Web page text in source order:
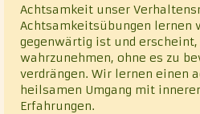
Achtsamkeit unser
Achtsamkeitsübungen lernen
gegenwärtig ist und
wahrzunehmen, ohne es zu
verdrängen. Wir lernen einen
heilsamen Umgang mit
Erfahrungen.